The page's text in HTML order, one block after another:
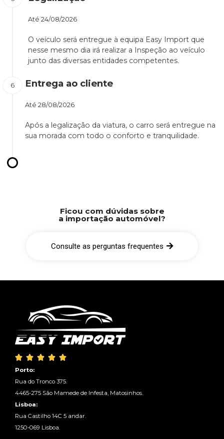
Até 24/08/2026
O veículo será entregue à equipa Easy Import que
nesse mesmo dia irá realizar a Inspeção ao veículo
junto das diversas entidades competentes.
Entrega ao cliente
Até 28/08/2026
Após a legalização da viatura, o carro será entregue na
sua morada com todo o conforto e tranquilidade.
Ficou com dúvidas sobre
a importação automóvel?
Consulte as perguntas frequentes
    
Porto:
Rua do Tronco 375.
4465-275 São Mamede de Infesta, Matosinhos.
Lisboa:
Rua Castilho 14C 5 andar.
1250-069 Lisboa.